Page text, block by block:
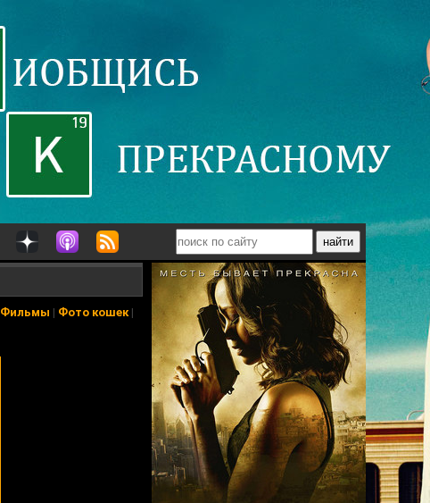
Фильмы | Фото кошек|